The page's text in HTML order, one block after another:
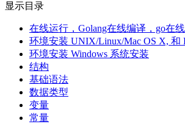
显示目录
在线运行，Golang在线编译，go在
环境安装 UNIX/Linux/Mac OS X, 和
环境安装 Windows 系统安装
结构
基础语法
数据类型
变量
常量